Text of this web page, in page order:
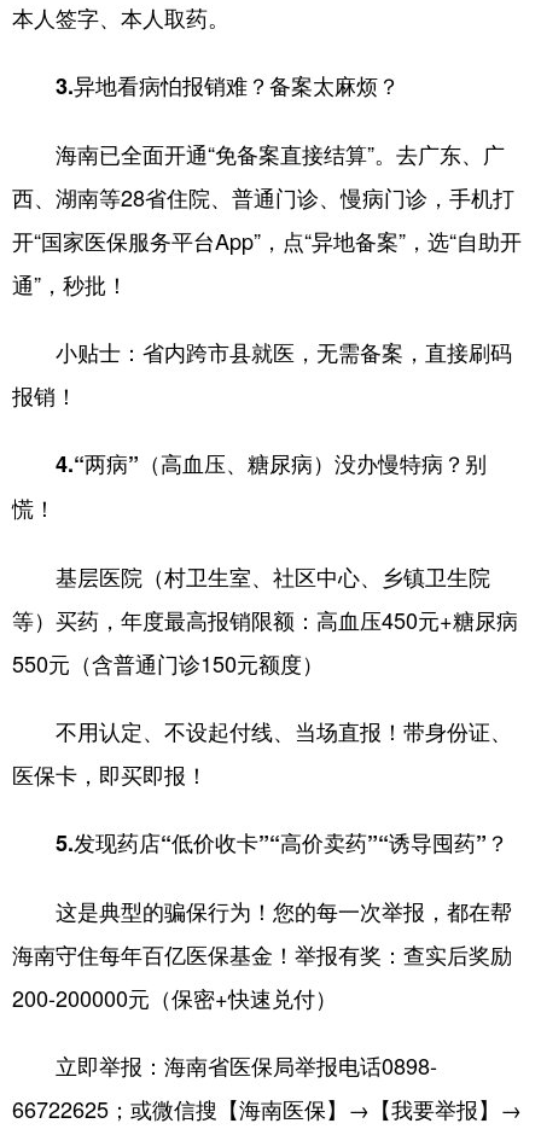
本人签字、本人取药。
3.异地看病怕报销难？备案太麻烦？
海南已全面开通“免备案直接结算”。去广东、广
西、湖南等28省住院、普通门诊、慢病门诊，手机打
开“国家医保服务平台App”，点“异地备案”，选“自助开
通”，秒批！
小贴士：省内跨市县就医，无需备案，直接刷码
报销！
4.“两病”（高血压、糖尿病）没办慢特病？别
慌！
基层医院（村卫生室、社区中心、乡镇卫生院
等）买药，年度最高报销限额：高血压450元+糖尿病
550元（含普通门诊150元额度）
不用认定、不设起付线、当场直报！带身份证、
医保卡，即买即报！
5.发现药店“低价收卡”“高价卖药”“诱导囤药”？
这是典型的骗保行为！您的每一次举报，都在帮
海南守住每年百亿医保基金！举报有奖：查实后奖励
200-200000元（保密+快速兑付）
立即举报：海南省医保局举报电话0898-
66722625；或微信搜【海南医保】→【我要举报】→